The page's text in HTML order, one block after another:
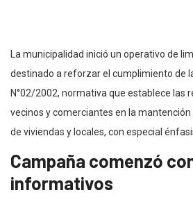
La municipalidad inició un operativo de
destinado a reforzar el cumplimiento de
N°02/2002, normativa que establece las
vecinos y comerciantes en la
de viviendas y locales, con especial
Campaña comenzó
informativos